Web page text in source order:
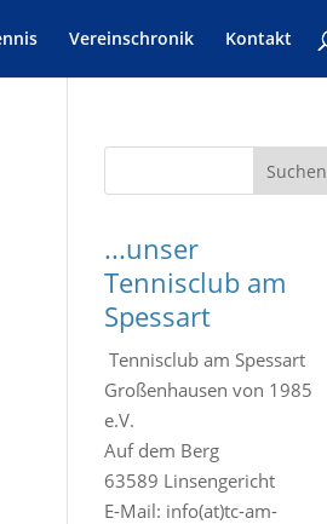
Vereinschronik Kontakt
u
h
e
n
Suchen
...unser
Tennisclub am
Spessart
Tennisclub am Spessart
Großenhausen von 1985
e.V.
Auf dem Berg
63589 Linsengericht
E-Mail: info(at)tc-am-